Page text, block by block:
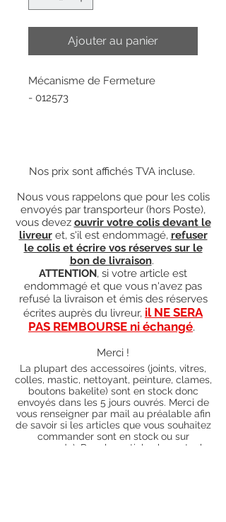
Ajouter au panier
Mécanisme de Fermeture
- 012573
Nos prix sont affichés TVA incluse.
Nous vous rappelons que pour les colis
envoyés par transporteur (hors Poste),
vous devez ouvrir votre colis devant le
livreuret, s'il est endommagé, refuser
le colis et écrire vos réserves sur le
bon de livraison.
ATTENTION, si votre article est
endommagé et que vous n'avez pas
refusé la livraison et émis des réserves
écrites auprès du livreur, il NE SERA
PAS REMBOURSE ni échangé.
Merci !
La plupart des accessoires (joints, vitres,
colles, mastic, nettoyant, peinture, clames,
boutons bakelite) sont en stock donc
envoyés dans les 5 jours ouvrés. Merci de
vous renseigner par mail au préalable afin
de savoir si les articles que vous souhaitez
commander sont en stock ou sur
commande). Pour les articles hors stock,